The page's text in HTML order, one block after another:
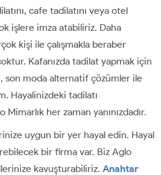
cafe tadilatını veya otel
işlere imza atabiliriz. Daha
kişi ile çalışmakla beraber
Kafanızda tadilat yapmak için
son moda alternatif çözümler ile
Hayalinizdeki tadilatı
her zaman yanınızdadır.
uygun bir yer hayal edin. Hayal
bir firma var. Biz Aglo
kavuşturabiliriz. Anahtar